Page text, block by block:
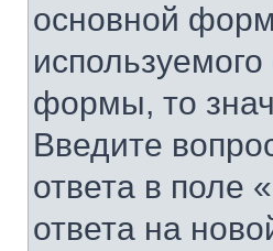
основной
формы, то
Введите
ответа в поле
ответа на